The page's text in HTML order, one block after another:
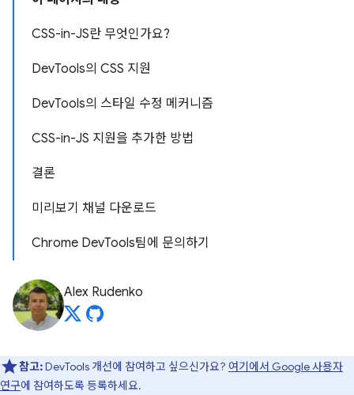
CSS-in-JS란 무엇인가요?
DevTools의 CSS 지원
DevTools의 스타일 수정 메커니즘
CSS-in-JS 지원을 추가한 방법
결론
미리보기 채널 다운로드
Chrome DevTools팀에 문의하기
Alex Rudenko
참고:DevTools 개선에 참여하고 싶으신가요? 여기에서 Google 사용자
연구에 참여하도록 등록하세요.